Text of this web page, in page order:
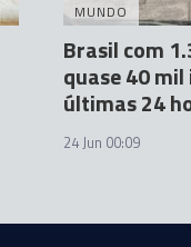
MUNDO
Brasil com
quase 40
últimas 24
24 Jun 00:09